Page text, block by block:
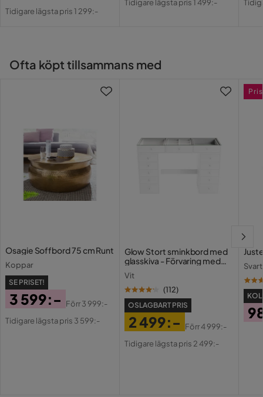
Pris
Original
Tidigare lägsta pris 1 299:-
Tidigare lägsta pris 1 499:-
Ofta köpt tillsammans med
Osagie Soffbord 75 cm Runt
Koppar
SE PRISET!
Pris
3 599:-
Original
Förr3 999:-
Tidigare lägsta pris 3 599:-
Glow Stort sminkbord med
glasskiva - Förvaring med
Vit
(112)
OSLAGBART PRIS
Pris
2 499:-
Original
Förr4 999:-
Tidigare lägsta pris 2 499:-
Svart